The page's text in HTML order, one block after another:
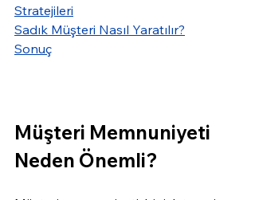
Stratejileri
Sadık Müşteri Nasıl Yaratılır?
Sonuç
Müşteri Memnuniyeti
Neden Önemli?